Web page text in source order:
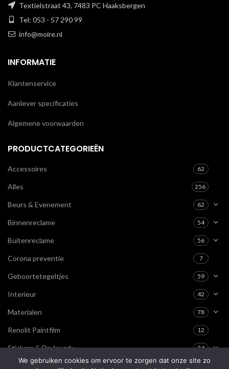
Textielstraat 43, 7483 PC Haaksbergen
Tel: 053 - 57 290 99
info@moire.nl
INFORMATIE
Klantenservice
Aanlever specificaties
Algemene voorwaarden
PRODUCTCATEGORIEËN
Accessoires 62
Alles 256
Beurs & Evenement 62
Binnenreclame 54
Buitenreclame 56
Corona preventie 7
Geboortetegeltjes 59
Interieur 42
Materialen 78
Renolit Paintfilm 12
Stickers & Drukwerk 34
Textiel & Kleding 0
We gebruiken cookies om ervoor te zorgen dat onze site zo